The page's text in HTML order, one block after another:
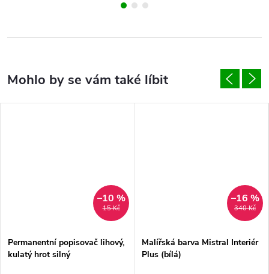
15 Kč
–10 %
Permanentní popisovač lihový,
kulatý hrot silný
340 Kč
–16 %
Malířská barva Mistral Interiér
Plus (bílá)